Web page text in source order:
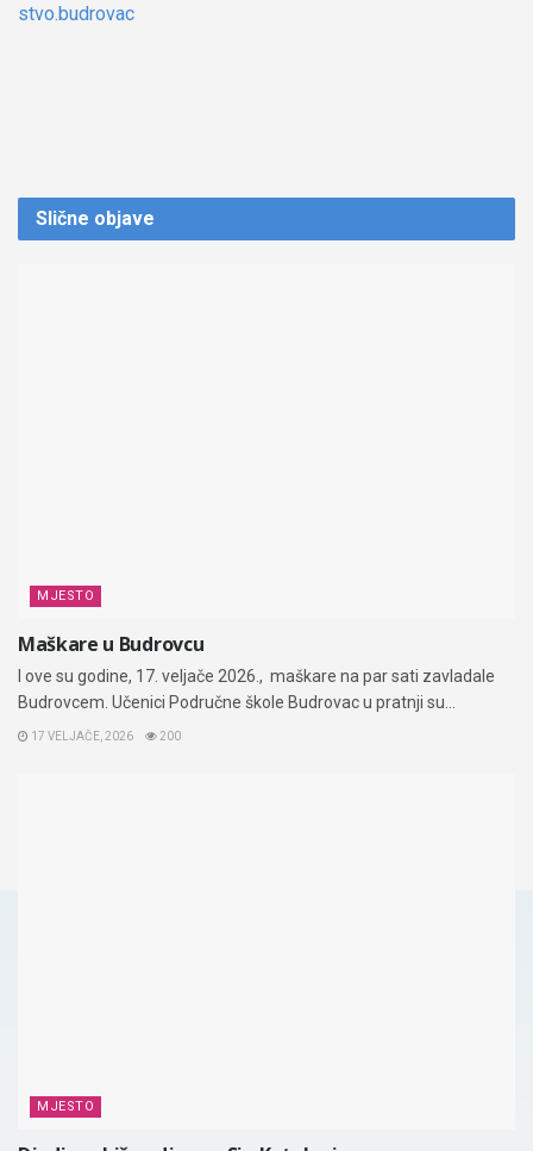
stvo.budrovac
Slične objave
MJESTO
Maškare u Budrovcu
I ove su godine, 17. veljače 2026., maškare na par sati zavladale
Budrovcem. Učenici Područne škole Budrovac u pratnji su...
17 VELJAČE, 2026 200
MJESTO